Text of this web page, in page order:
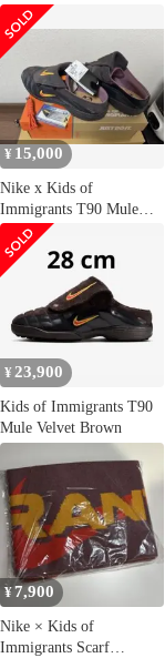
開封品
¥ 15,000
Nike x Kids of
Immigrants T90 Mule
28cm
¥23,900
Kids of Immigrants T90
Mule Velvet Brown
¥7,900
Nike × Kids of
Immigrants Scarf